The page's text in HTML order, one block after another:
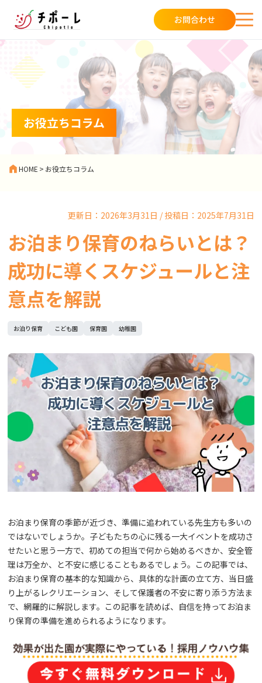
お問合わせ
お役立ちコラム
HOME > お役立ちコラム
更新日：2026年3月31日 / 投稿日：2025年7月31日
お泊まり保育のねらいとは？
成功に導くスケジュールと注
意点を解説
お泊り保育 こども園 保育園 幼稚園
お泊まり保育の季節が近づき、準備に追われている先生方も多いの
ではないでしょうか。子どもたちの心に残る一大イベントを成功さ
せたいと思う一方で、初めての担当で何から始めるべきか、安全管
理は万全か、と不安に感じることもあるでしょう。この記事では、
お泊まり保育の基本的な知識から、具体的な計画の立て方、当日盛
り上がるレクリエーション、そして保護者の不安に寄り添う方法ま
で、網羅的に解説します。この記事を読めば、自信を持ってお泊ま
り保育の準備を進められるようになります。